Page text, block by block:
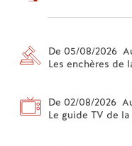
De 05/08/2026
Les enchères de
De 02/08/2026
Le guide TV de